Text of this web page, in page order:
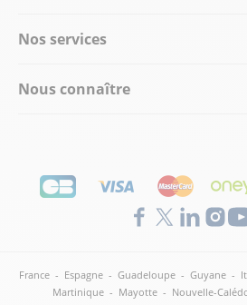
Nos services
Nous connaître
France - Espagne - Guadeloupe - Guyane -
Martinique - Mayotte - Nouvelle-